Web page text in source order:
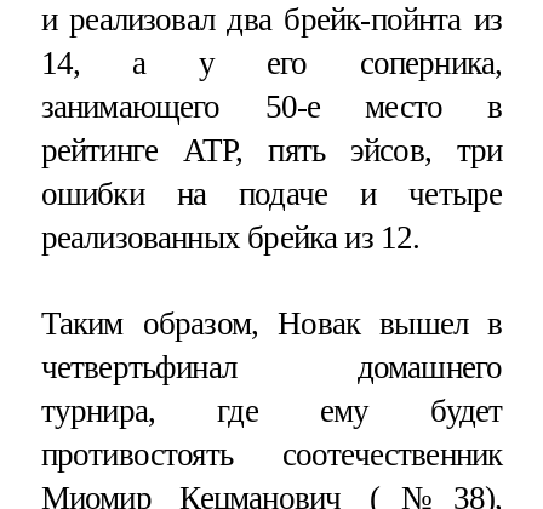
и реализовал два брейк-пойнта из
14, а у его соперника,
занимающего 50-е место в
рейтинге ATP, пять эйсов, три
ошибки на подаче и четыре
реализованных брейка из 12.
Таким образом, Новак вышел в
четвертьфинал домашнего
турнира, где ему будет
противостоять соотечественник
Миомир Кецманович (№38),